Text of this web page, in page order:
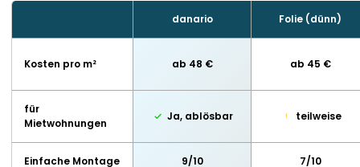
danario Folie (dünn)
Kosten pro m² ab 48 € ab 45 €
für
Mietwohnungen
Ja, ablösbar teilweise
Einfache Montage 9/10 7/10